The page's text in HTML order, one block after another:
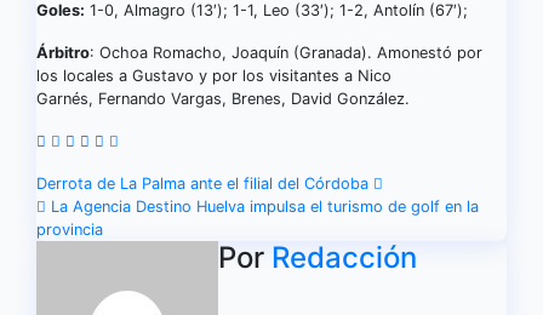
Goles: 1-0, Almagro (13′); 1-1, Leo (33′); 1-2, Antolín (67′);
Árbitro: Ochoa Romacho, Joaquín (Granada). Amonestó por
los locales a Gustavo y por los visitantes a Nico
Garnés, Fernando Vargas, Brenes, David González.
Navegación
de
entradas
Derrota de La Palma ante el filial del Córdoba
La Agencia Destino Huelva impulsa el turismo de golf en la
provincia
Por Redacción